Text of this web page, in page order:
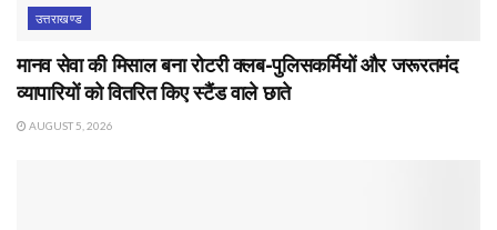
उत्तराखण्ड
मानव सेवा की मिसाल बना रोटरी क्लब-पुलिसकर्मियों और जरूरतमंद
व्यापारियों को वितरित किए स्टैंड वाले छाते
AUGUST 5, 2026